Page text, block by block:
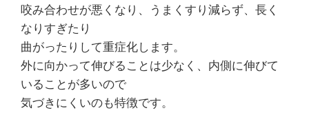
咬み合わせが悪くなり、うまくすり減らず、長く
なりすぎたり
曲がったりして重症化します。
外に向かって伸びることは少なく、内側に伸びて
いることが多いので
気づきにくいのも特徴です。